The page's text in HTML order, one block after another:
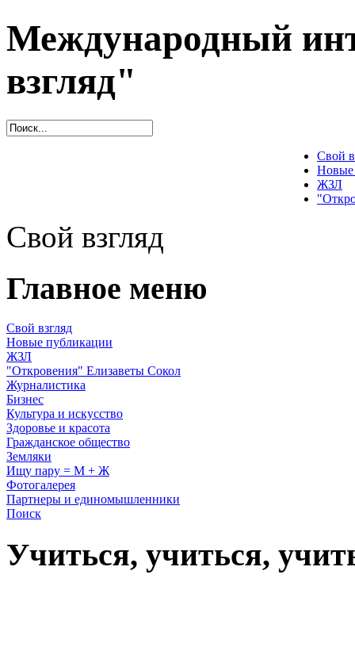
Международный
взгляд"
Свой
Новые
ЖЗЛ
Свой взгляд
Главное меню
Свой взгляд
Новые публикации
ЖЗЛ
"Откровения" Елизаветы Сокол
Журналистика
Бизнес
Культура и искусство
Здоровье и красота
Гражданское общество
Земляки
Ищу пару = М + Ж
Фотогалерея
Партнеры и единомышленники
Поиск
Учиться, учиться,